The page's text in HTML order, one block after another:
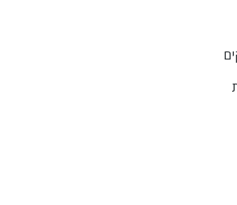
כדין עד 7 ימי עסקים